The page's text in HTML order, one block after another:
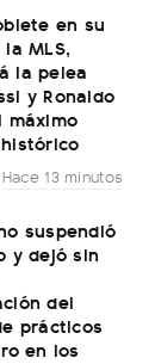
en su
MLS,
la pelea
y Ronaldo
máximo
Hace 13 minutos
suspendió
y dejó sin
del
prácticos
en los